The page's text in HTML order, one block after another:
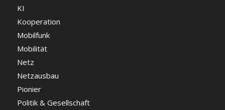
KI
Kooperation
Mobilfunk
Mobilität
Netz
Netzausbau
Pionier
Politik & Gesellschaft